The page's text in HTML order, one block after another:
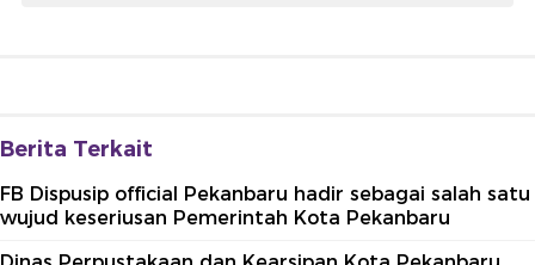
Berita Terkait
FB Dispusip official Pekanbaru hadir sebagai salah satu
wujud keseriusan Pemerintah Kota Pekanbaru